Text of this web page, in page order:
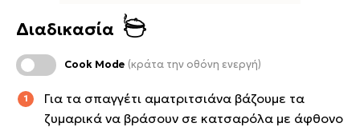
Διαδικασία
Cook Mode (κράτα την οθόνη ενεργή)
Για τα σπαγγέτι αματριτσιάνα βάζουμε τα
ζυμαρικά να βράσουν σε κατσαρόλα με άφθονο